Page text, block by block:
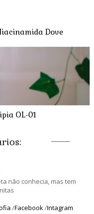
Dove
OL-01
não conhecia, mas tem
/Facebook/Intagram